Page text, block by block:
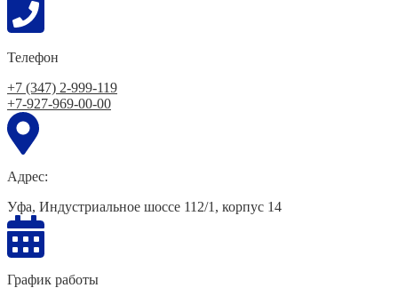
Телефон
+7 (347) 2-999-119
+7-927-969-00-00
Адрес:
Уфа, Индустриальное шоссе 112/1, корпус 14
График работы